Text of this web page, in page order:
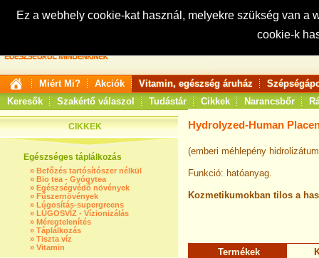
Ez a webhely cookie-kat használ, melyekre szükség van
cookie-k
Keresés:
Miért Mi? Akciók Vitamin, egészség áruház
Keresők
Szakértő válaszol Tudástár Cikkek Narancsbőr
CIKKEK
Egészséges táplálkozás
» Befőzés tartósítószer nélkül
» Bio tea - Gyógytea
» Egészségvédő növények
» Fűszernövények
» Lúgosítás-supergreens
» LÚGOSVÍZ - Vízionizálás
» Méregtelenítés
» Táplálkozás
» Tiszta víz
» Vitamin
Hydrolyzed-Human
(emberi méhlepény
Funkció: hatóanyag.
Kozmetikumokban tilos a
Termékek